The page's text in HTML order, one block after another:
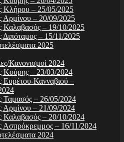
Κλήρου – 25/05/2025
Αρμίνου – 20/09/2025
Καλαβασός – 19/10/2025
Διπόταμος – 15/11/2025
2025
Κανονισμοί 2024
Κούρης – 23/03/2024
Ευρέτου-Κανναβιού –
Ταμασός – 26/05/2024
Αρμίνου – 21/09/2024
Καλαβασός – 20/10/2024
Ασπρόκρεμμος – 16/11/2024
2024